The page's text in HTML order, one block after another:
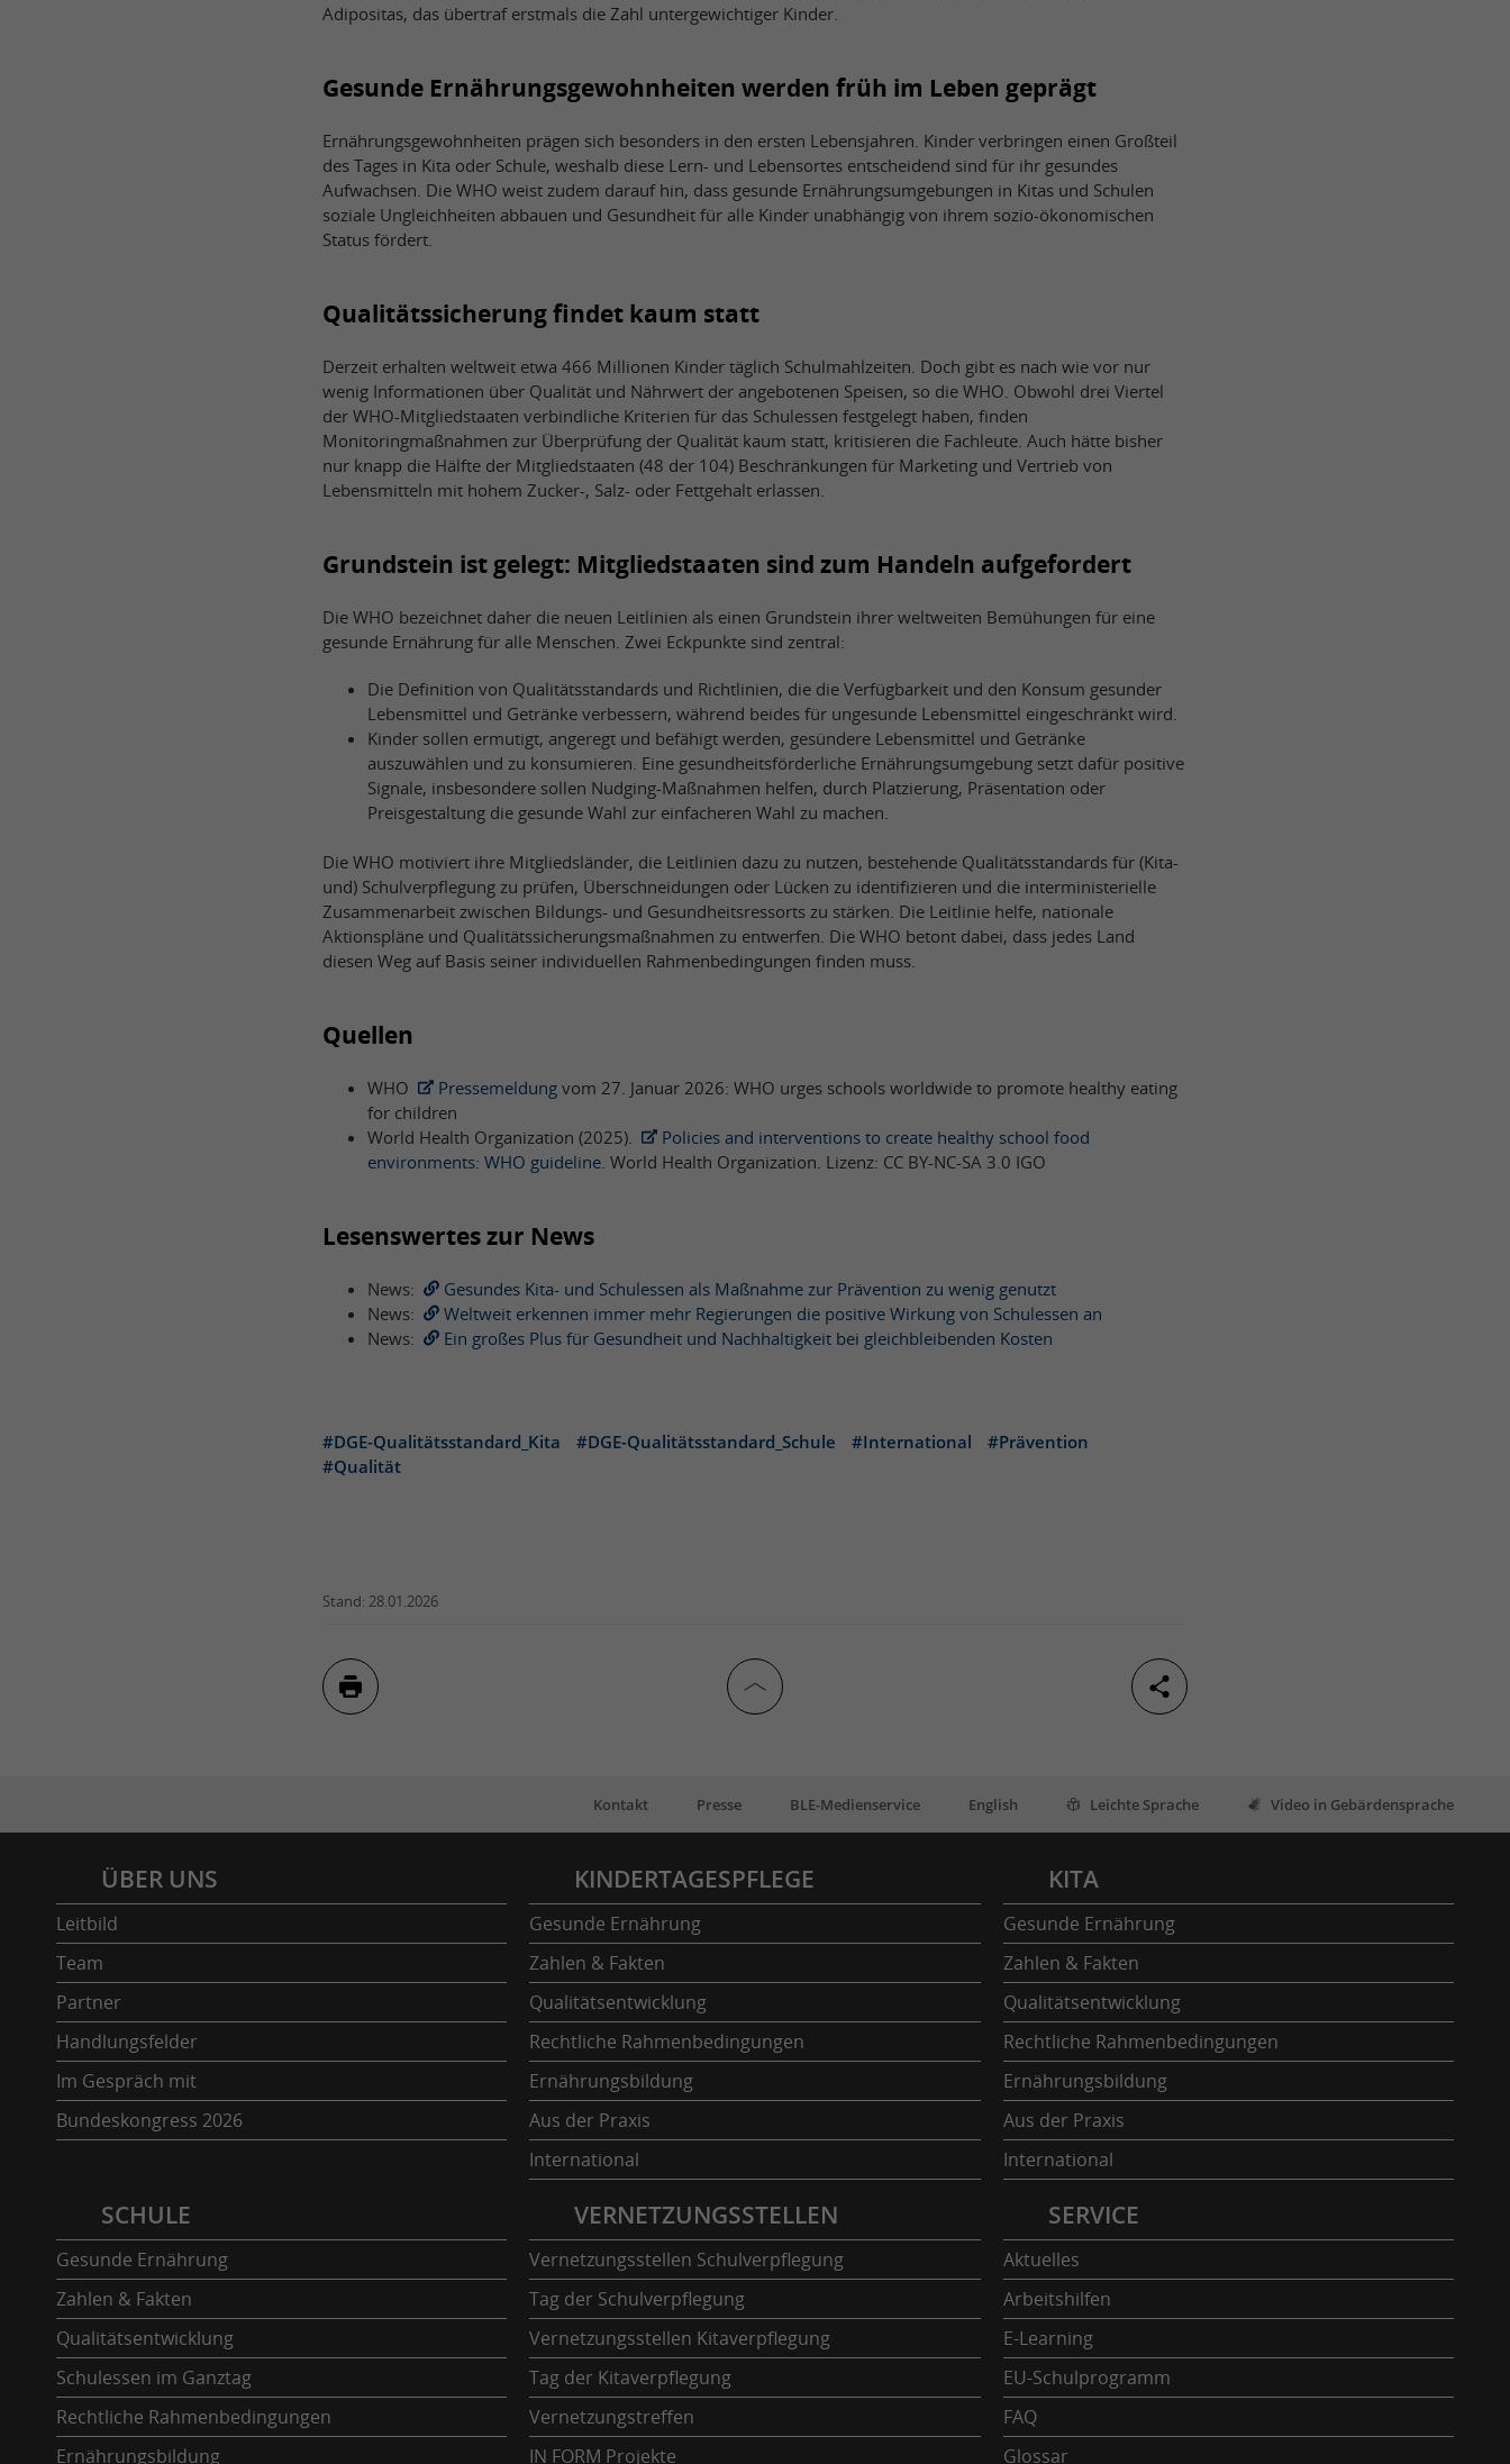
Adipositas, das übertraf erstmals die Zahl untergewichtiger Kinder.
Gesunde Ernährungsgewohnheiten werden früh im Leben geprägt
Ernährungsgewohnheiten prägen sich besonders in den ersten Lebensjahren. Kinder verbringen einen Großteil
des Tages in Kita oder Schule, weshalb diese Lern- und Lebensortes entscheidend sind für ihr gesundes
Aufwachsen. Die WHO weist zudem darauf hin, dass gesunde Ernährungsumgebungen in Kitas und Schulen
soziale Ungleichheiten abbauen und Gesundheit für alle Kinder unabhängig von ihrem sozio-ökonomischen
Status fördert.
Qualitätssicherung findet kaum statt
Derzeit erhalten weltweit etwa 466 Millionen Kinder täglich Schulmahlzeiten. Doch gibt es nach wie vor nur
wenig Informationen über Qualität und Nährwert der angebotenen Speisen, so die WHO. Obwohl drei Viertel
der WHO-Mitgliedstaaten verbindliche Kriterien für das Schulessen festgelegt haben, finden
Monitoringmaßnahmen zur Überprüfung der Qualität kaum statt, kritisieren die Fachleute. Auch hätte bisher
nur knapp die Hälfte der Mitgliedstaaten (48 der 104) Beschränkungen für Marketing und Vertrieb von
Lebensmitteln mit hohem Zucker-, Salz- oder Fettgehalt erlassen.
Grundstein ist gelegt: Mitgliedstaaten sind zum Handeln aufgefordert
Die WHO bezeichnet daher die neuen Leitlinien als einen Grundstein ihrer weltweiten Bemühungen für eine
gesunde Ernährung für alle Menschen. Zwei Eckpunkte sind zentral:
Die Definition von Qualitätsstandards und Richtlinien, die die Verfügbarkeit und den Konsum gesunder
Lebensmittel und Getränke verbessern, während beides für ungesunde Lebensmittel eingeschränkt wird.
Kinder sollen ermutigt, angeregt und befähigt werden, gesündere Lebensmittel und Getränke
auszuwählen und zu konsumieren. Eine gesundheitsförderliche Ernährungsumgebung setzt dafür positive
Signale, insbesondere sollen Nudging-Maßnahmen helfen, durch Platzierung, Präsentation oder
Preisgestaltung die gesunde Wahl zur einfacheren Wahl zu machen.
Die WHO motiviert ihre Mitgliedsländer, die Leitlinien dazu zu nutzen, bestehende Qualitätsstandards für (Kita-
und) Schulverpflegung zu prüfen, Überschneidungen oder Lücken zu identifizieren und die interministerielle
Zusammenarbeit zwischen Bildungs- und Gesundheitsressorts zu stärken. Die Leitlinie helfe, nationale
Aktionspläne und Qualitätssicherungsmaßnahmen zu entwerfen. Die WHO betont dabei, dass jedes Land
diesen Weg auf Basis seiner individuellen Rahmenbedingungen finden muss.
Quellen
WHO Pressemeldung vom 27. Januar 2026: WHO urges schools worldwide to promote healthy eating
for children
World Health Organization (2025).
Policies and interventions to create healthy school food
environments: WHO guideline . World Health Organization. Lizenz: CC BY-NC-SA 3.0 IGO
Lesenswertes zur News
News:
Gesundes Kita- und Schulessen als Maßnahme zur Prävention zu wenig genutzt
News:
Weltweit erkennen immer mehr Regierungen die positive Wirkung von Schulessen an
News:
Ein großes Plus für Gesundheit und Nachhaltigkeit bei gleichbleibenden Kosten
#DGE-Qualitätsstandard_Kita #DGE-Qualitätsstandard_Schule #International
#Prävention
#Qualität
Stand: 28.01.2026
Kontakt Presse BLE-Medienservice English Leichte Sprache Video in Gebärdensprache
ÜBER UNS
Leitbild
Team
Partner
Handlungsfelder
Im Gespräch mit
Bundeskongress 2026
KINDERTAGESPFLEGE
Gesunde Ernährung
Zahlen & Fakten
Qualitätsentwicklung
Rechtliche Rahmenbedingungen
Ernährungsbildung
Aus der Praxis
International
KITA
Gesunde Ernährung
Zahlen & Fakten
Qualitätsentwicklung
Rechtliche Rahmenbedingungen
Ernährungsbildung
Aus der Praxis
International
SCHULE
Gesunde Ernährung
Zahlen & Fakten
Qualitätsentwicklung
Schulessen im Ganztag
Rechtliche Rahmenbedingungen
Ernährungsbildung
VERNETZUNGSSTELLEN
Vernetzungsstellen Schulverpflegung
Tag der Schulverpflegung
Vernetzungsstellen Kitaverpflegung
Tag der Kitaverpflegung
Vernetzungstreffen
IN FORM Projekte
SERVICE
Aktuelles
Arbeitshilfen
E-Learning
EU-Schulprogramm
FAQ
Glossar